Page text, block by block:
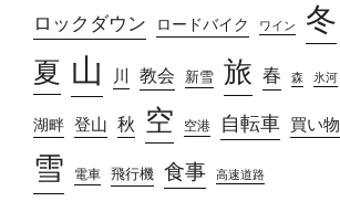
ロックダウン ロードバイク ワイン 冬
夏 山 川 教会 新雪 旅 春 森 氷河
湖畔 登山 秋 空 空港 自転車 買い物
雪 電車 飛行機 食事 高速道路